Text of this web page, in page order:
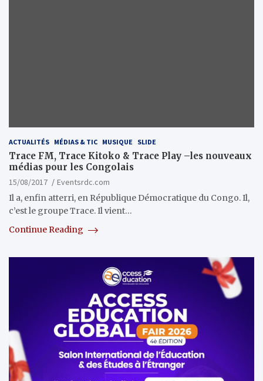
ACTUALITÉS MÉDIAS & TIC MUSIQUE SLIDE
Trace FM, Trace Kitoko & Trace Play –les nouveaux
médias pour les Congolais
15/08/2017
Eventsrdc.com
Il a, enfin atterri, en République Démocratique du Congo. Il,
c’est le groupe Trace. Il vient…
Continue Reading